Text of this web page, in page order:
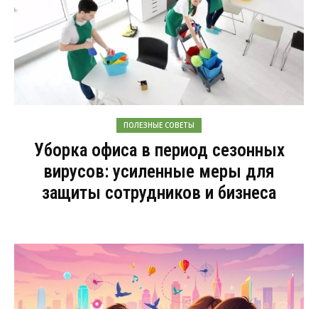
ПОЛЕЗНЫЕ СОВЕТЫ
Уборка офиса в период сезонных
вирусов: усиленные меры для
защиты сотрудников и бизнеса